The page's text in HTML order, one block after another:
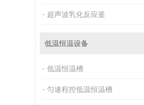
超声波乳化反应釜
低温恒温设备
低温恒温槽
匀速程控低温恒温槽